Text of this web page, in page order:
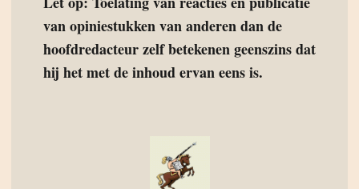
van opiniestukken van anderen dan de
hoofdredacteur zelf betekenen geenszins dat
hij het met de inhoud ervan eens is.